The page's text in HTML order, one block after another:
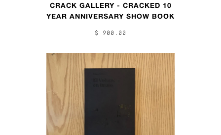
CRACK GALLERY - CRACKED 10
YEAR ANNIVERSARY SHOW BOOK
$ 900.00